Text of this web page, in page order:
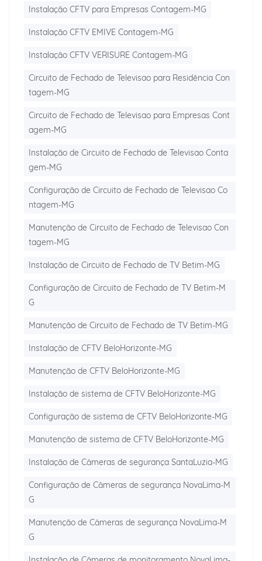
Instalação CFTV para Empresas Contagem-MG
Instalação CFTV EMIVE Contagem-MG
Instalação CFTV VERISURE Contagem-MG
Circuito de Fechado de Televisao para Residência Con
tagem-MG
Circuito de Fechado de Televisao para Empresas Cont
agem-MG
Instalação de Circuito de Fechado de Televisao Conta
gem-MG
Configuração de Circuito de Fechado de Televisao Co
ntagem-MG
Manutenção de Circuito de Fechado de Televisao Con
tagem-MG
Instalação de Circuito de Fechado de TV Betim-MG
Configuração de Circuito de Fechado de TV Betim-M
G
Manutenção de Circuito de Fechado de TV Betim-MG
Instalação de CFTV BeloHorizonte-MG
Manutenção de CFTV BeloHorizonte-MG
Instalação de sistema de CFTV BeloHorizonte-MG
Configuração de sistema de CFTV BeloHorizonte-MG
Manutenção de sistema de CFTV BeloHorizonte-MG
Instalação de Câmeras de segurança SantaLuzia-MG
Configuração de Câmeras de segurança NovaLima-M
G
Manutenção de Câmeras de segurança NovaLima-M
G